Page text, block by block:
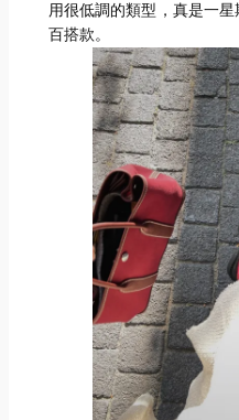
用很低調的類型，真是一
百搭款。